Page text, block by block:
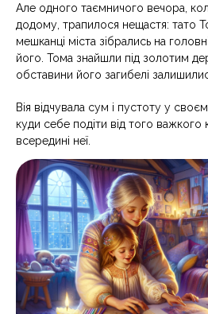
Але одного таємничого вечора,
додому, трапилося нещастя: тато
мешканці міста зібрались на
його. Тома знайшли під золотим
обставини його загибелі
Вія відчувала сум і пустоту у
куди себе подіти від того важкого
всередині неї.